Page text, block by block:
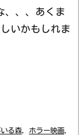
、、、あくま
いかもしれま
る森, ホラー映画,